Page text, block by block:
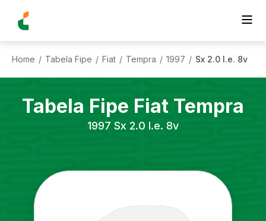
Home / Tabela Fipe / Fiat / Tempra / 1997 / Sx 2.0 I.e. 8v
Tabela Fipe Fiat Tempra
1997 Sx 2.0 I.e. 8v